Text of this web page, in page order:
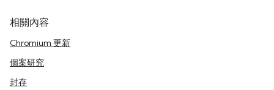
相關內容
Chromium 更新
個案研究
封存